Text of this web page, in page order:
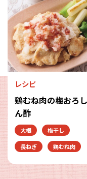
レシピ
鶏むね肉の梅おろ
ん酢
大根
梅干し
長ねぎ
鶏むね肉